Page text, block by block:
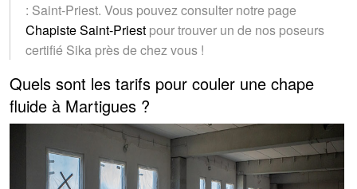
: Saint-Priest. Vous pouvez consulter notre page
Chapiste Saint-Priest pour trouver un de nos poseurs
certifié Sika près de chez vous !
Quels sont les tarifs pour couler une chape
fluide à Martigues ?